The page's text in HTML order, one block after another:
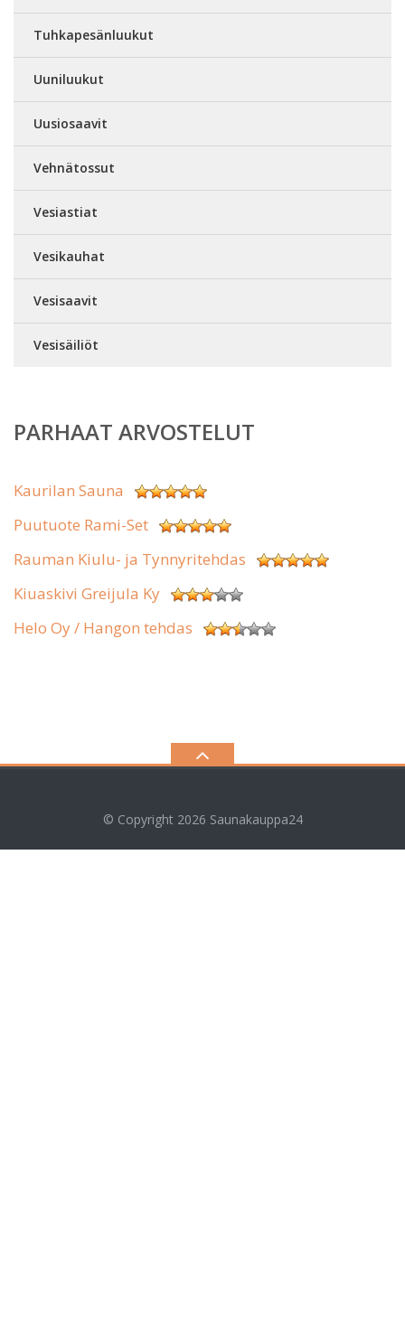
Tuhkapesänluukut
Uuniluukut
Uusiosaavit
Vehnätossut
Vesiastiat
Vesikauhat
Vesisaavit
Vesisäiliöt
PARHAAT ARVOSTELUT
Kaurilan Sauna
Puutuote Rami-Set
Rauman Kiulu- ja Tynnyritehdas
Kiuaskivi Greijula Ky
Helo Oy / Hangon tehdas
© Copyright 2026 Saunakauppa24